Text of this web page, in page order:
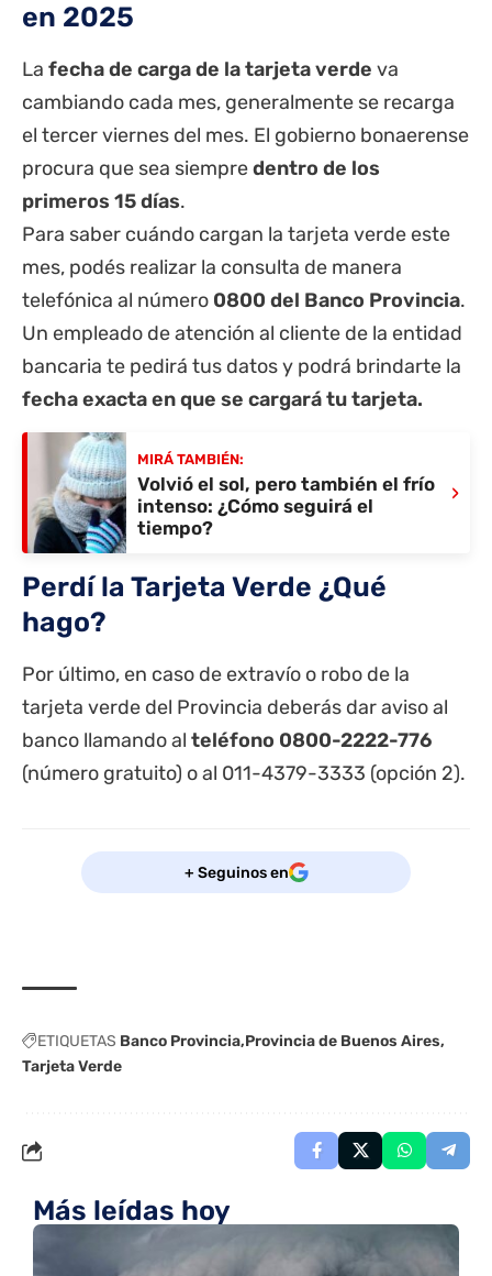
en 2025
La fechade carga de la tarjeta verde va
cambiando cada mes, generalmente se recarga
el tercer viernes del mes. El gobierno bonaerense
procura que sea siempredentro de los
primeros 15 días.
Para saber cuándo cargan la tarjeta verde este
mes, podés realizar la consulta de manera
telefónica al número 0800 del Banco Provincia.
Un empleado de atención al cliente de la entidad
bancaria te pedirá tus datos y podrá brindarte la
fecha exactaen que se cargará tu tarjeta.
MIRÁ TAMBIÉN:
Volvió el sol, pero también el frío
intenso: ¿Cómo seguirá el
tiempo?
›
Perdí la Tarjeta Verde ¿Qué
hago?
Por último, en caso de extravío o robo de la
tarjeta verde del Provincia deberás dar aviso al
banco llamando al teléfono 0800-2222-776
(número gratuito) o al 011-4379-3333 (opción 2).
+ Seguinos en
ETIQUETAS Banco Provincia Provincia de Buenos Aires
Tarjeta Verde
Más leídas hoy